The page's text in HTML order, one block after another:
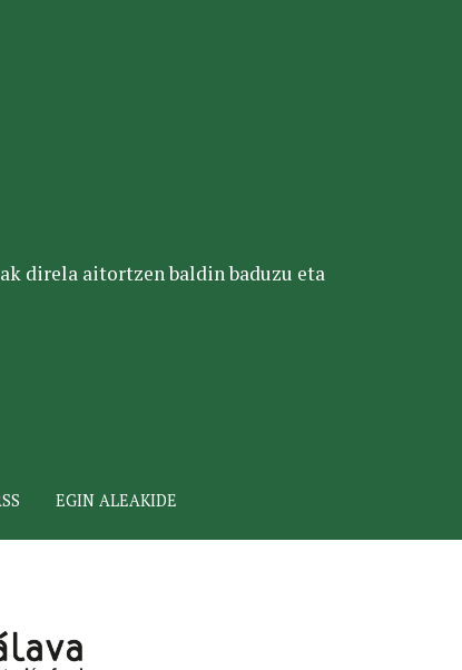
direla aitortzen baldin baduzu eta
EGIN ALEAKIDE